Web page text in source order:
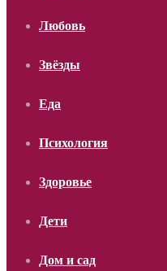
Любовь
Звёзды
Еда
Психология
Здоровье
Дети
Дом и сад